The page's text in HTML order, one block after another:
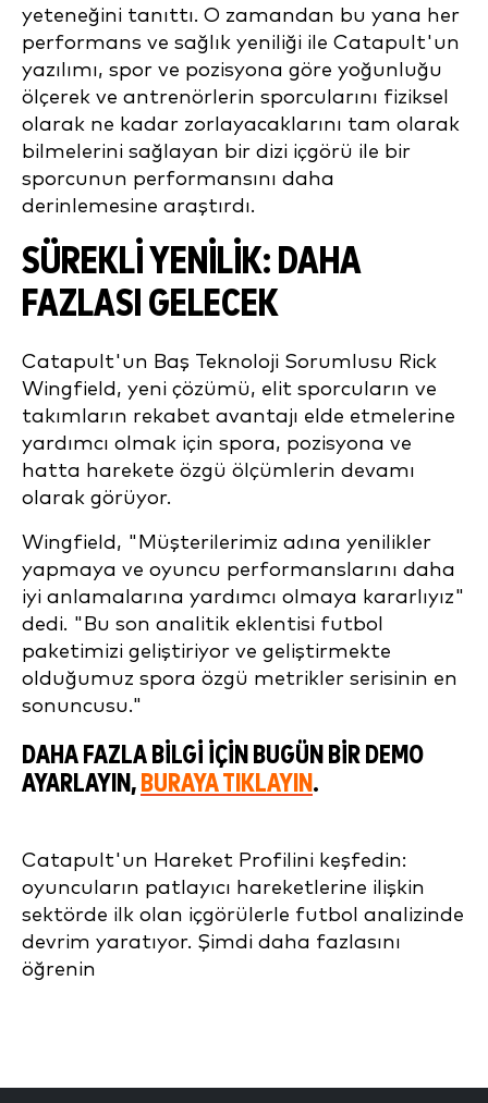
yeteneğini tanıttı. O zamandan bu yana her
performans ve sağlık yeniliği ile Catapult'un
yazılımı, spor ve pozisyona göre yoğunluğu
ölçerek ve antrenörlerin sporcularını fiziksel
olarak ne kadar zorlayacaklarını tam olarak
bilmelerini sağlayan bir dizi içgörü ile bir
sporcunun performansını daha
derinlemesine araştırdı.
SÜREKLI YENILIK: DAHA
FAZLASI GELECEK
Catapult'un Baş Teknoloji Sorumlusu Rick
Wingfield, yeni çözümü, elit sporcuların ve
takımların rekabet avantajı elde etmelerine
yardımcı olmak için spora, pozisyona ve
hatta harekete özgü ölçümlerin devamı
olarak görüyor.
Wingfield, "Müşterilerimiz adına yenilikler
yapmaya ve oyuncu performanslarını daha
iyi anlamalarına yardımcı olmaya kararlıyız"
dedi. "Bu son analitik eklentisi futbol
paketimizi geliştiriyor ve geliştirmekte
olduğumuz spora özgü metrikler serisinin en
sonuncusu."
DAHA FAZLA BILGI IÇIN BUGÜN BIR DEMO
AYARLAYIN, BURAYA TIKLAYIN .
Catapult'un Hareket Profilini keşfedin:
oyuncuların patlayıcı hareketlerine ilişkin
sektörde ilk olan içgörülerle futbol analizinde
devrim yaratıyor. Şimdi daha fazlasını
öğrenin